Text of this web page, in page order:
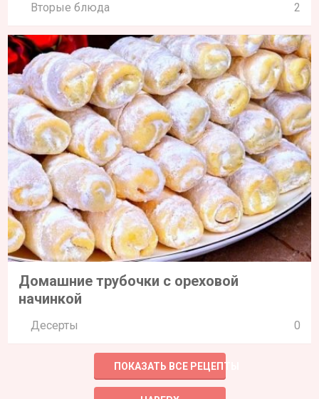
Вторые блюда 2
Домашние трубочки с ореховой
начинкой
Десерты 0
ПОКАЗАТЬ ВСЕ РЕЦЕПТЫ